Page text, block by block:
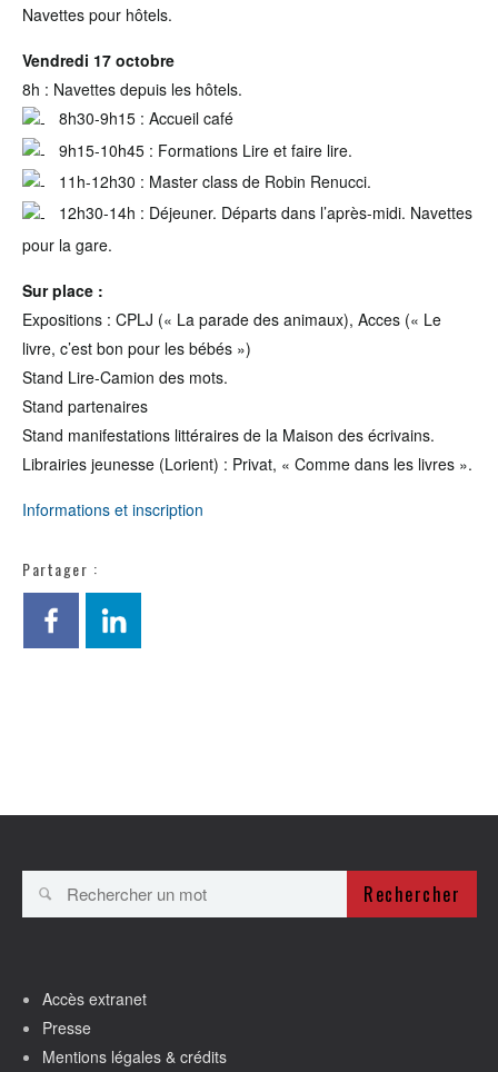
Navettes pour hôtels.
Vendredi 17 octobre
8h : Navettes depuis les hôtels.
8h30-9h15 : Accueil café
9h15-10h45 : Formations Lire et faire lire.
11h-12h30 : Master class de Robin Renucci.
12h30-14h : Déjeuner. Départs dans l’après-midi. Navettes
pour la gare.
Sur place :
Expositions : CPLJ (« La parade des animaux), Acces (« Le
livre, c’est bon pour les bébés »)
Stand Lire-Camion des mots.
Stand partenaires
Stand manifestations littéraires de la Maison des écrivains.
Librairies jeunesse (Lorient) : Privat, « Comme dans les livres ».
Informations et inscription
Partager :
Rechercher
Accès extranet
Presse
Mentions légales & crédits